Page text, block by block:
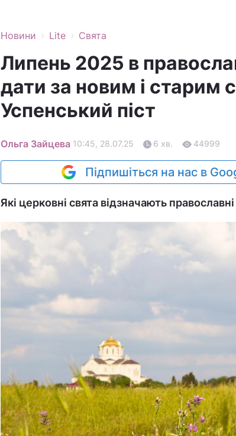
Новини › Lite › Свята
Липень 2025 в
дати за новим і старим
Успенський піст
Ольга Зайцева 10:45, 28.07.25 6 хв. 44999
Підпишіться на нас в
Які церковні свята відзначають